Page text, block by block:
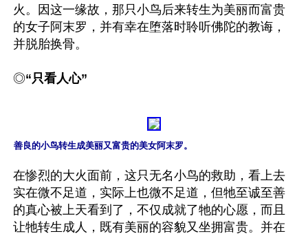
火。因这一缘故，那只小鸟后来转生为美丽而富贵
的女子阿末罗，并有幸在堕落时聆听佛陀的教诲，
并脱胎换骨。
◎“只看人心”
善良的小鸟转生成美丽又富贵的美女阿末罗。
在惨烈的大火面前，这只无名小鸟的救助，看上去
实在微不足道，实际上也微不足道，但牠至诚至善
的真心被上天看到了，不仅成就了牠的心愿，而且
让牠转生成人，既有美丽的容貌又坐拥富贵。并在